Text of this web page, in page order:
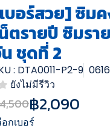
บอร์สวย] ซิม
ตรายปี ซิมรา
ชุดที่ 2
: DTA0011-P2-9
ยังไม่มีรีวิว
฿2,090
อกเบอร์